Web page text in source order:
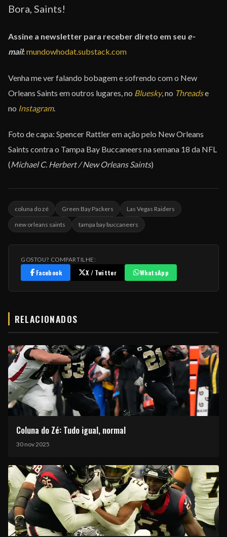
Bora, Saints!
Assine a newsletter para receber direto em seu e-
mail:mundowhodat.substack.com
Venha me ver falando bobagem e sofrendo com o New
Orleans Saints em outros lugares, no Bluesky, no Threadse
no Instagram.
Foto de capa: Spencer Rattler em ação pelo New Orleans
Saints contra o Tampa Bay Buccaneers na semana 18 da NFL
(Michael C. Herbert / New Orleans Saints)
coluna do zé Green Bay Packers Las Vegas Raiders
new orleans saints tampa bay buccaneers
GOSTOU? COMPARTILHE:
Facebook X / Twitter WhatsApp
RELACIONADOS
Coluna do Zé: Tudo igual, normal
30 nov 2025